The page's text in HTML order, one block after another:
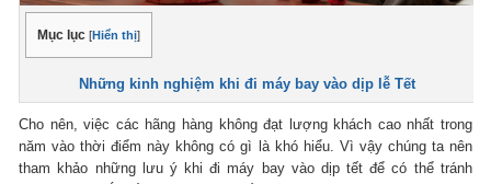
Mục lục [Hiển thị]
Những kinh nghiệm khi đi máy bay vào dịp lễ Tết
Cho nên, việc các hãng hàng không đạt lượng khách cao nhất trong
năm vào thời điểm này không có gì là khó hiểu. Vì vậy chúng ta nên
tham khảo những lưu ý khi đi máy bay vào dịp tết để có thể tránh